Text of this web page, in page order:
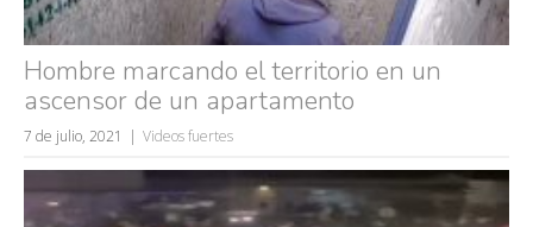
Hombre marcando el territorio en un
ascensor de un apartamento
7 de julio, 2021 Videos fuertes